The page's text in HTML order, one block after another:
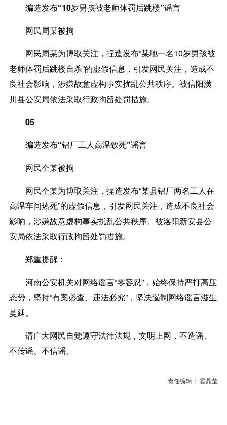
编造发布“10岁男孩被老师体罚后跳楼”谣言
网民周某被拘
网民周某为博取关注，捏造发布“某地一名10岁男孩被
老师体罚后跳楼自杀”的虚假信息，引发网民关注，造成不
良社会影响，涉嫌故意虚构事实扰乱公共秩序。被信阳潢
川县公安局依法采取行政拘留处罚措施。
05
编造发布“铝厂工人高温致死”谣言
网民仝某被拘
网民仝某为博取关注，捏造发布“某县铝厂两名工人在
高温车间热死”的虚假信息，引发网民关注，造成不良社会
影响，涉嫌故意虚构事实扰乱公共秩序。被洛阳新安县公
安局依法采取行政拘留处罚措施。
郑重提醒：
河南公安机关对网络谣言“零容忍”，始终保持严打高压
态势，坚持“有案必查、违法必究”，坚决遏制网络谣言滋生
蔓延。
请广大网民自觉遵守法律法规，文明上网，不造谣、
不传谣、不信谣。
责任编辑： 霍晶莹